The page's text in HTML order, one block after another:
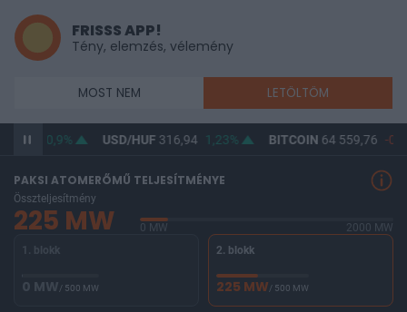
FRISSS APP!
Tény, elemzés, vélemény
MOST NEM LETÖLTÖM
0,9% USD/HUF 316,94 1,23% BITCOIN 64 559,76 -
PAKSI ATOMERŐMŰ TELJESÍTMÉNYE
Összteljesítmény
225 MW 0 MW
2000 MW
1. blokk
0 MW/ 500 MW
2. blokk
225 MW/ 500 MW